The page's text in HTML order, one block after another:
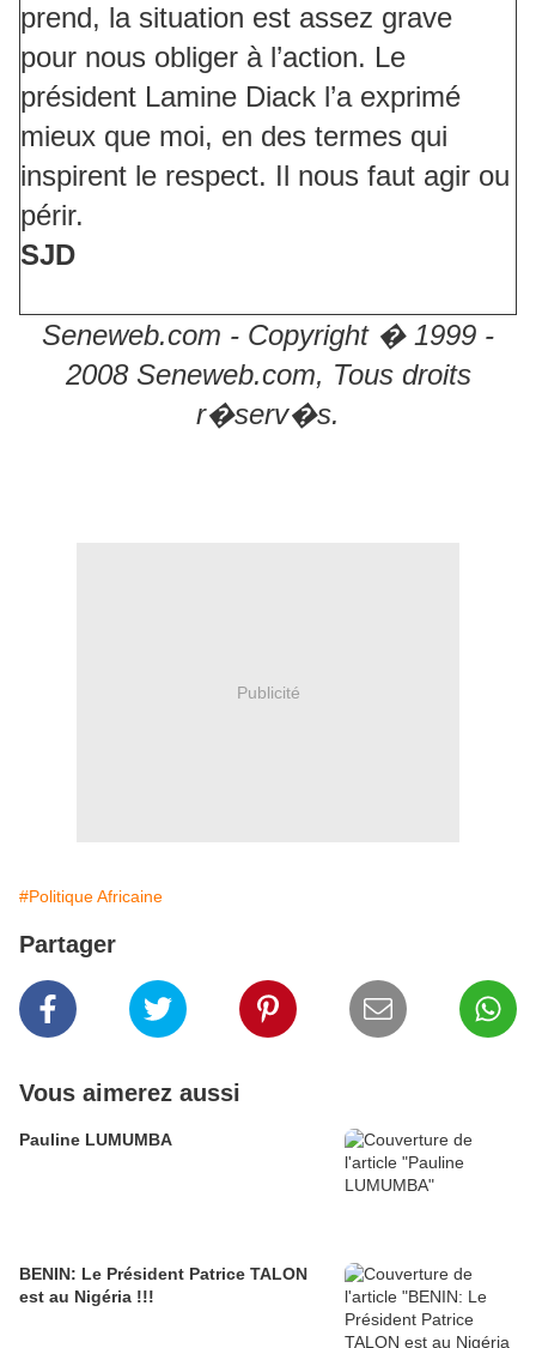
prend, la situation est assez grave
pour nous obliger à l’action. Le
président Lamine Diack l’a exprimé
mieux que moi, en des termes qui
inspirent le respect. Il nous faut agir ou
périr.
SJD
Seneweb.com - Copyright � 1999 -
2008 Seneweb.com, Tous droits
r�serv�s.
Publicité
#Politique Africaine
Partager
Vous aimerez aussi
Pauline LUMUMBA
BENIN: Le Président Patrice TALON
est au Nigéria !!!